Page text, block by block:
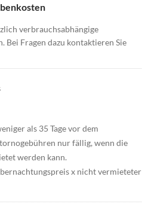
verbrauchsabhängige
Bei Fragen dazu kontaktieren Sie
als 35 Tage vor dem
nur fällig, wenn die
werden kann.
x nicht vermieteter